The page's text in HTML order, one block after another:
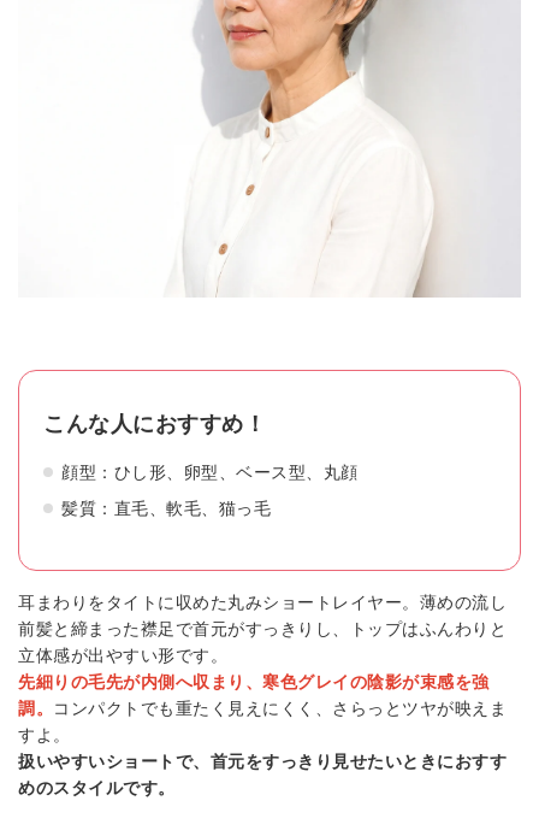
こんな人におすすめ！
顔型：ひし形、卵型、ベース型、丸顔
髪質：直毛、軟毛、猫っ毛
耳まわりをタイトに収めた丸みショートレイヤー。薄めの流し
前髪と締まった襟足で首元がすっきりし、トップはふんわりと
立体感が出やすい形です。
先細りの毛先が内側へ収まり、寒色グレイの陰影が束感を強
調。
コンパクトでも重たく見えにくく、さらっとツヤが映えま
すよ。
扱いやすいショートで、首元をすっきり見せたいときにおすす
めのスタイルです。